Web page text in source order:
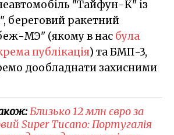
"Тайфун-К" із
береговий ракетний
МЭ" (якому в нас була
публікація) та БМП-3,
дообладнати захисними
Близько 12 млн євро за
Super Tucano: Португалія